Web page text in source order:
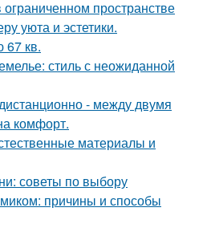
пространстве
уюта и эстетики.
67 кв.
стиль с неожиданной
- между двумя
комфорт.
материалы и
советы по выбору
причины и способы